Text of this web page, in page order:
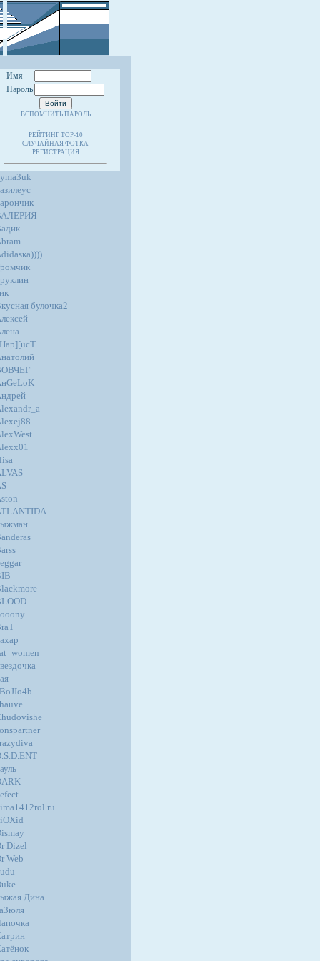
Имя
Пароль
ВСПОМНИТЬ ПАРОЛЬ
РЕЙТИНГ TOP-10
СЛУЧАЙНАЯ ФОТКА
РЕГИСТРАЦИЯ
булочка2
Dizel
Web
Дина